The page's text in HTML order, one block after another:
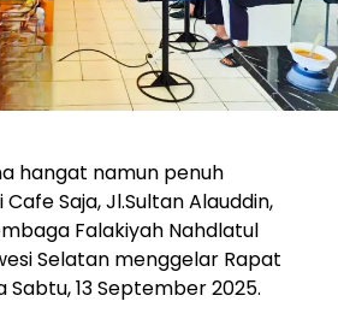
hangat namun penuh
Saja, Jl.Sultan Alauddin,
Falakiyah Nahdlatul
Selatan menggelar Rapat
13 September 2025.